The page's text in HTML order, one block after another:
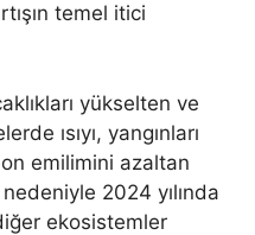
temel itici
yükselten ve
ısıyı, yangınları
emilimini azaltan
2024 yılında
ekosistemler